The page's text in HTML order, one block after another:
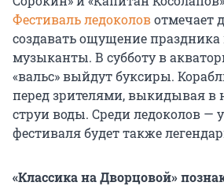
Фестиваль ледоколовотмечает
создавать ощущение праздника
музыканты. В субботу в
«вальс» выйдут буксиры.
перед зрителями, выкидывая в
струи воды. Среди ледоколов —
фестиваля будет также
«Классика на Дворцовой»